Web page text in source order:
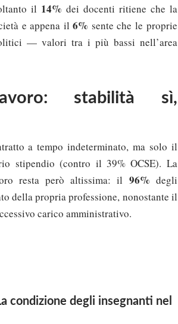
il 14% dei docenti ritiene che la
e appena il6% sente che le proprie
— valori tra i più bassi nell’area
stabilità sì,
a tempo indeterminato, ma solo il
stipendio (contro il 39% OCSE). La
resta però altissima: il 96% degli
della propria professione, nonostante il
carico amministrativo.
condizione degli insegnanti nel